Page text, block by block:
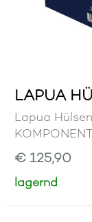
LAPUA
Lapua
€ 125,90
lagernd